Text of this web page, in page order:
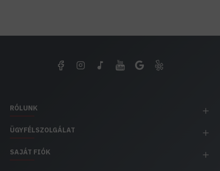
RÓLUNK
ÜGYFÉLSZOLGÁLAT
SAJÁT FIÓK